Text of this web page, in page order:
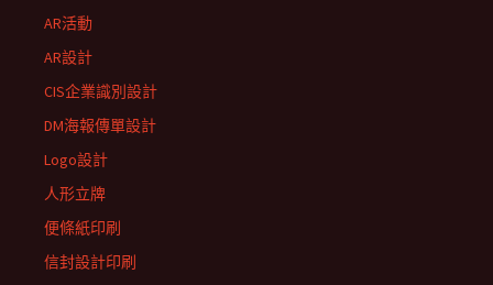
AR活動
AR設計
CIS企業識別設計
DM海報傳單設計
Logo設計
人形立牌
便條紙印刷
信封設計印刷